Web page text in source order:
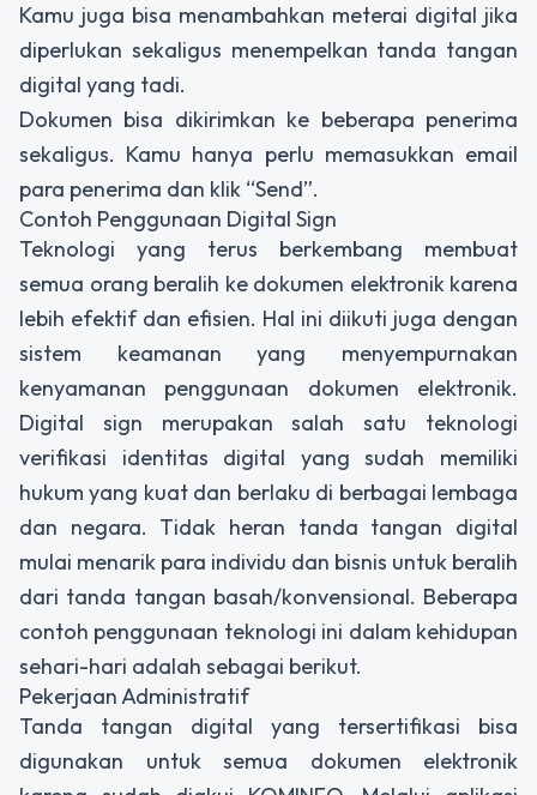
Kamu juga bisa menambahkan meterai digital jika
diperlukan sekaligus menempelkan tanda tangan
digital yang tadi.
Dokumen bisa dikirimkan ke beberapa penerima
sekaligus. Kamu hanya perlu memasukkan email
para penerima dan klik “Send”.
Contoh Penggunaan Digital Sign
Teknologi yang terus berkembang membuat
semua orang beralih ke dokumen elektronik karena
lebih efektif dan efisien. Hal ini diikuti juga dengan
sistem keamanan yang menyempurnakan
kenyamanan penggunaan dokumen elektronik.
Digital sign merupakan salah satu teknologi
verifikasi identitas digital yang sudah memiliki
hukum yang kuat dan berlaku di berbagai lembaga
dan negara. Tidak heran tanda tangan digital
mulai menarik para individu dan bisnis untuk beralih
dari tanda tangan basah/konvensional. Beberapa
contoh penggunaan teknologi ini dalam kehidupan
sehari-hari adalah sebagai berikut.
Pekerjaan Administratif
Tanda tangan digital yang tersertifikasi bisa
digunakan untuk semua dokumen elektronik